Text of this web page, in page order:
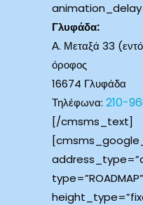
Γλυφάδα:
Α. Μεταξά 33
όροφος
16674 Γλυφάδα
Τηλέφωνα: 210-
[/cmsms_text]